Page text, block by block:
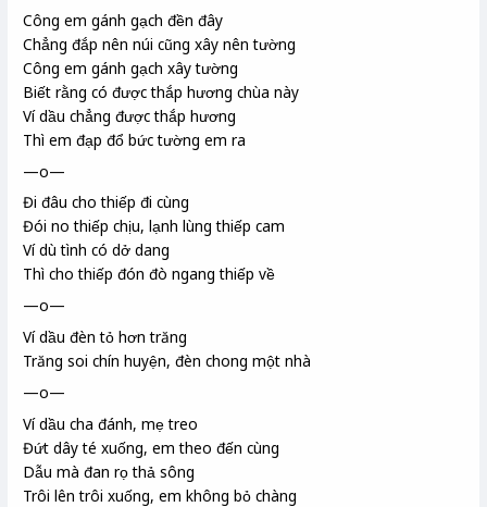
Công em gánh gạch đền đây
Chẳng đắp nên núi cũng xây nên tường
Công em gánh gạch xây tường
Biết rằng có được thắp hương chùa này
Ví dầu chẳng được thắp hương
Thì em đạp đổ bức tường em ra
—o—
Đi đâu cho thiếp đi cùng
Đói no thiếp chịu, lạnh lùng thiếp cam
Ví dù tình có dở dang
Thì cho thiếp đón đò ngang thiếp về
—o—
Ví dầu đèn tỏ hơn trăng
Trăng soi chín huyện, đèn chong một nhà
—o—
Ví dầu cha đánh, mẹ treo
Đứt dây té xuống, em theo đến cùng
Dẫu mà đan rọthả sông
Trôi lên trôi xuống, em không bỏ chàng